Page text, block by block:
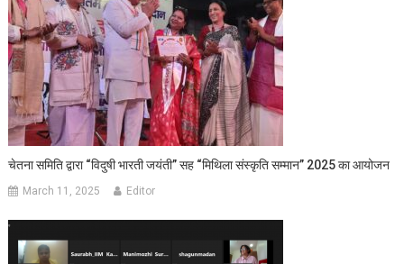
चेतना समिति द्वारा “विदुषी भारती जयंती” सह “मिथिला संस्कृति सम्मान” 2025 का आयोजन
March 11, 2025 Editor